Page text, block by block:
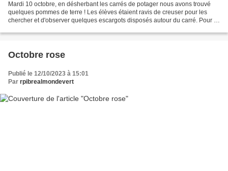
Mardi 10 octobre, en désherbant les carrés de potager nous avons trouvé
quelques pommes de terre ! Les élèves étaient ravis de creuser pour les
chercher et d'observer quelques escargots disposés autour du carré. Pour la
Octobre rose
Publié le 12/10/2023 à 15:01
Par rpibrealmondevert